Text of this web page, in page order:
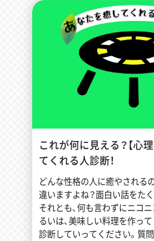
これが何に見える？【心
てくれる人診断！
どんな性格の人に癒やされる
違いますよね？面白い話をた
それとも、何も言わずにニコ
るいは、美味しい料理を作っ
診断していってください。質